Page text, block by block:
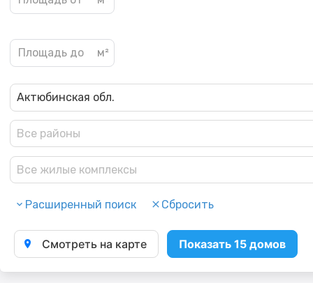
Актюбинская обл.
Все районы
Все жилые комплексы
Расширенный поиск Сбросить
Смотреть на карте Показать 15 домов